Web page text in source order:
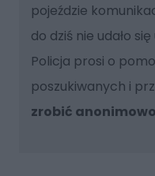
pojeździe
do dziś nie udało
Policja prosi o
poszukiwanych i
zrobić anonimowo